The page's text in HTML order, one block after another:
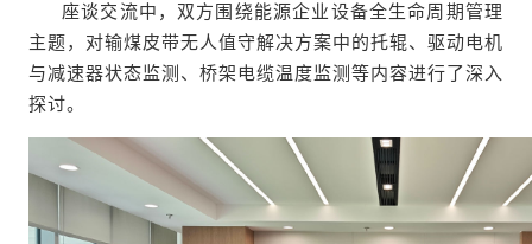
座谈交流中，双方围绕能源企业设备全生命周期管理
主题，对输煤皮带无人值守解决方案中的托辊、驱动电机
与减速器状态监测、桥架电缆温度监测等内容进行了深入
探讨。